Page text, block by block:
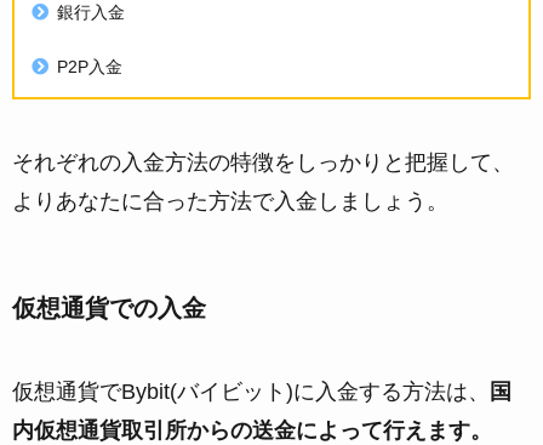
銀行入金
P2P入金
それぞれの入金方法の特徴をしっかりと把握して、
よりあなたに合った方法で入金しましょう。
仮想通貨での入金
仮想通貨でBybit(バイビット)に入金する方法は、
国
内仮想通貨取引所からの送金によって行えます。